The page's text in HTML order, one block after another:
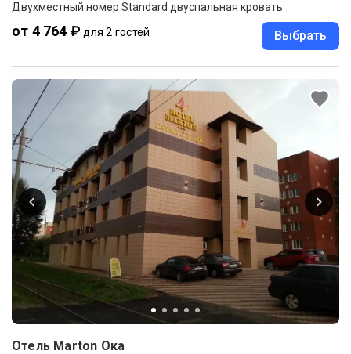
Двухместный номер Standard двуспальная кровать
от 4 764 ₽ для 2 гостей Выбрать
Отель Marton Ока